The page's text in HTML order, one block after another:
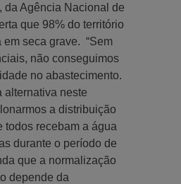
da Agência Nacional de
que 98% do território
em seca grave. “Sem
não conseguimos
no abastecimento.
alternativa neste
a distribuição
todos recebam a água
durante o período de
que a normalização
depende da